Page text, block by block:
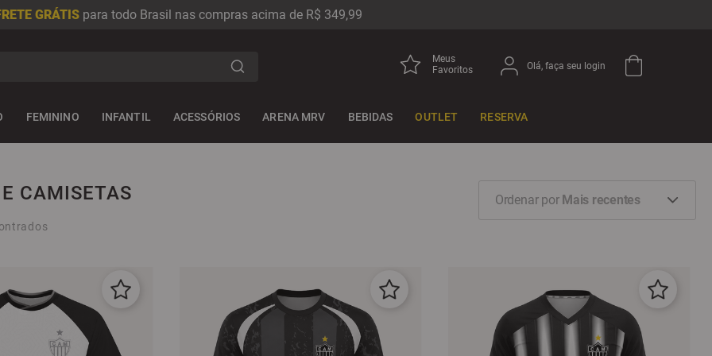
GRÁTISpara todo Brasil nas compras acima de R$ 349,99
Meus
Favoritos
Olá, faça seu login
FEMININO INFANTIL ACESSÓRIOS ARENA MRV BEBIDAS OUTLET RESERVA
CAMISETAS Ordenar por Mais recentes